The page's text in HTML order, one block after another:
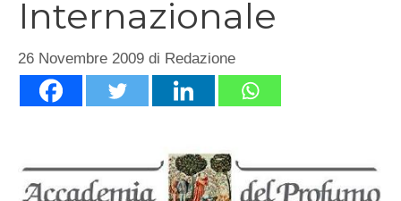
Internazionale
26 Novembre 2009 di Redazione